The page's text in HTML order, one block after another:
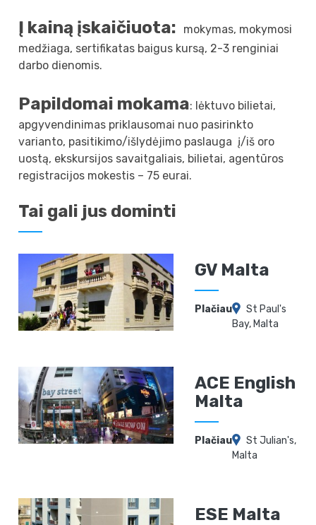
Į kainą įskaičiuota:
mokymas, mokymosi
medžiaga, sertifikatas baigus kursą, 2-3 renginiai
darbo dienomis.
Papildomai mokama: lėktuvo bilietai,
apgyvendinimas priklausomai nuo pasirinkto
varianto, pasitikimo/išlydėjimo paslauga į/iš oro
uostą, ekskursijos savaitgaliais, bilietai, agentūros
registracijos mokestis – 75 eurai.
Tai gali jus dominti
GV Malta
Plačiau
St Paul's
Bay, Malta
ACE English
Malta
Plačiau
St Julian's,
Malta
ESE Malta